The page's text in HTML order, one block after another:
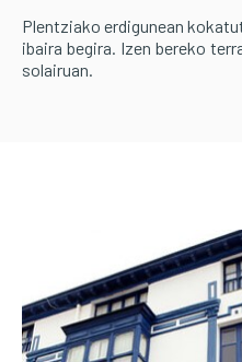
Plentziako erdigunean
ibaira begira. Izen bereko
solairuan.